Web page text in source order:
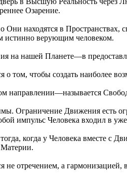
Озарение.
Они находятся в
истинно верующим человеком.
на нашей Планете—в
о том, чтобы создать наиболее
направлении—называется
Ограничение Движения есть
импульс Человека входил в
когда у Человека вместе
не отречением, а